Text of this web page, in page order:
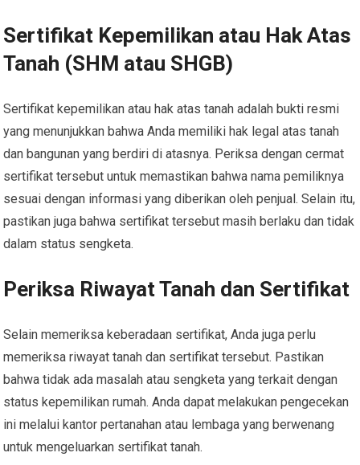
Sertifikat Kepemilikan atau Hak Atas
Tanah (SHM atau SHGB)
Sertifikat kepemilikan atau hak atas tanah adalah bukti resmi
yang menunjukkan bahwa Anda memiliki hak legal atas tanah
dan bangunan yang berdiri di atasnya. Periksa dengan cermat
sertifikat tersebut untuk memastikan bahwa nama pemiliknya
sesuai dengan informasi yang diberikan oleh penjual. Selain itu,
pastikan juga bahwa sertifikat tersebut masih berlaku dan tidak
dalam status sengketa.
Periksa Riwayat Tanah dan Sertifikat
Selain memeriksa keberadaan sertifikat, Anda juga perlu
memeriksa riwayat tanah dan sertifikat tersebut. Pastikan
bahwa tidak ada masalah atau sengketa yang terkait dengan
status kepemilikan rumah. Anda dapat melakukan pengecekan
ini melalui kantor pertanahan atau lembaga yang berwenang
untuk mengeluarkan sertifikat tanah.